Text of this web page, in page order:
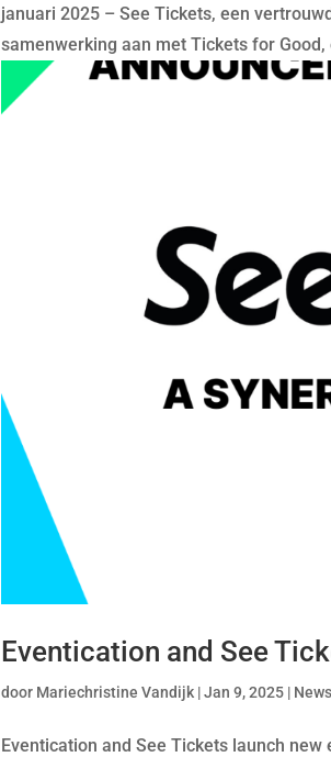
januari 2025 – See Tickets, een
samenwerking aan met Tickets for
Eventication and See
door Mariechristine Vandijk |Jan 9, 2025 |
Eventication and See Tickets launch